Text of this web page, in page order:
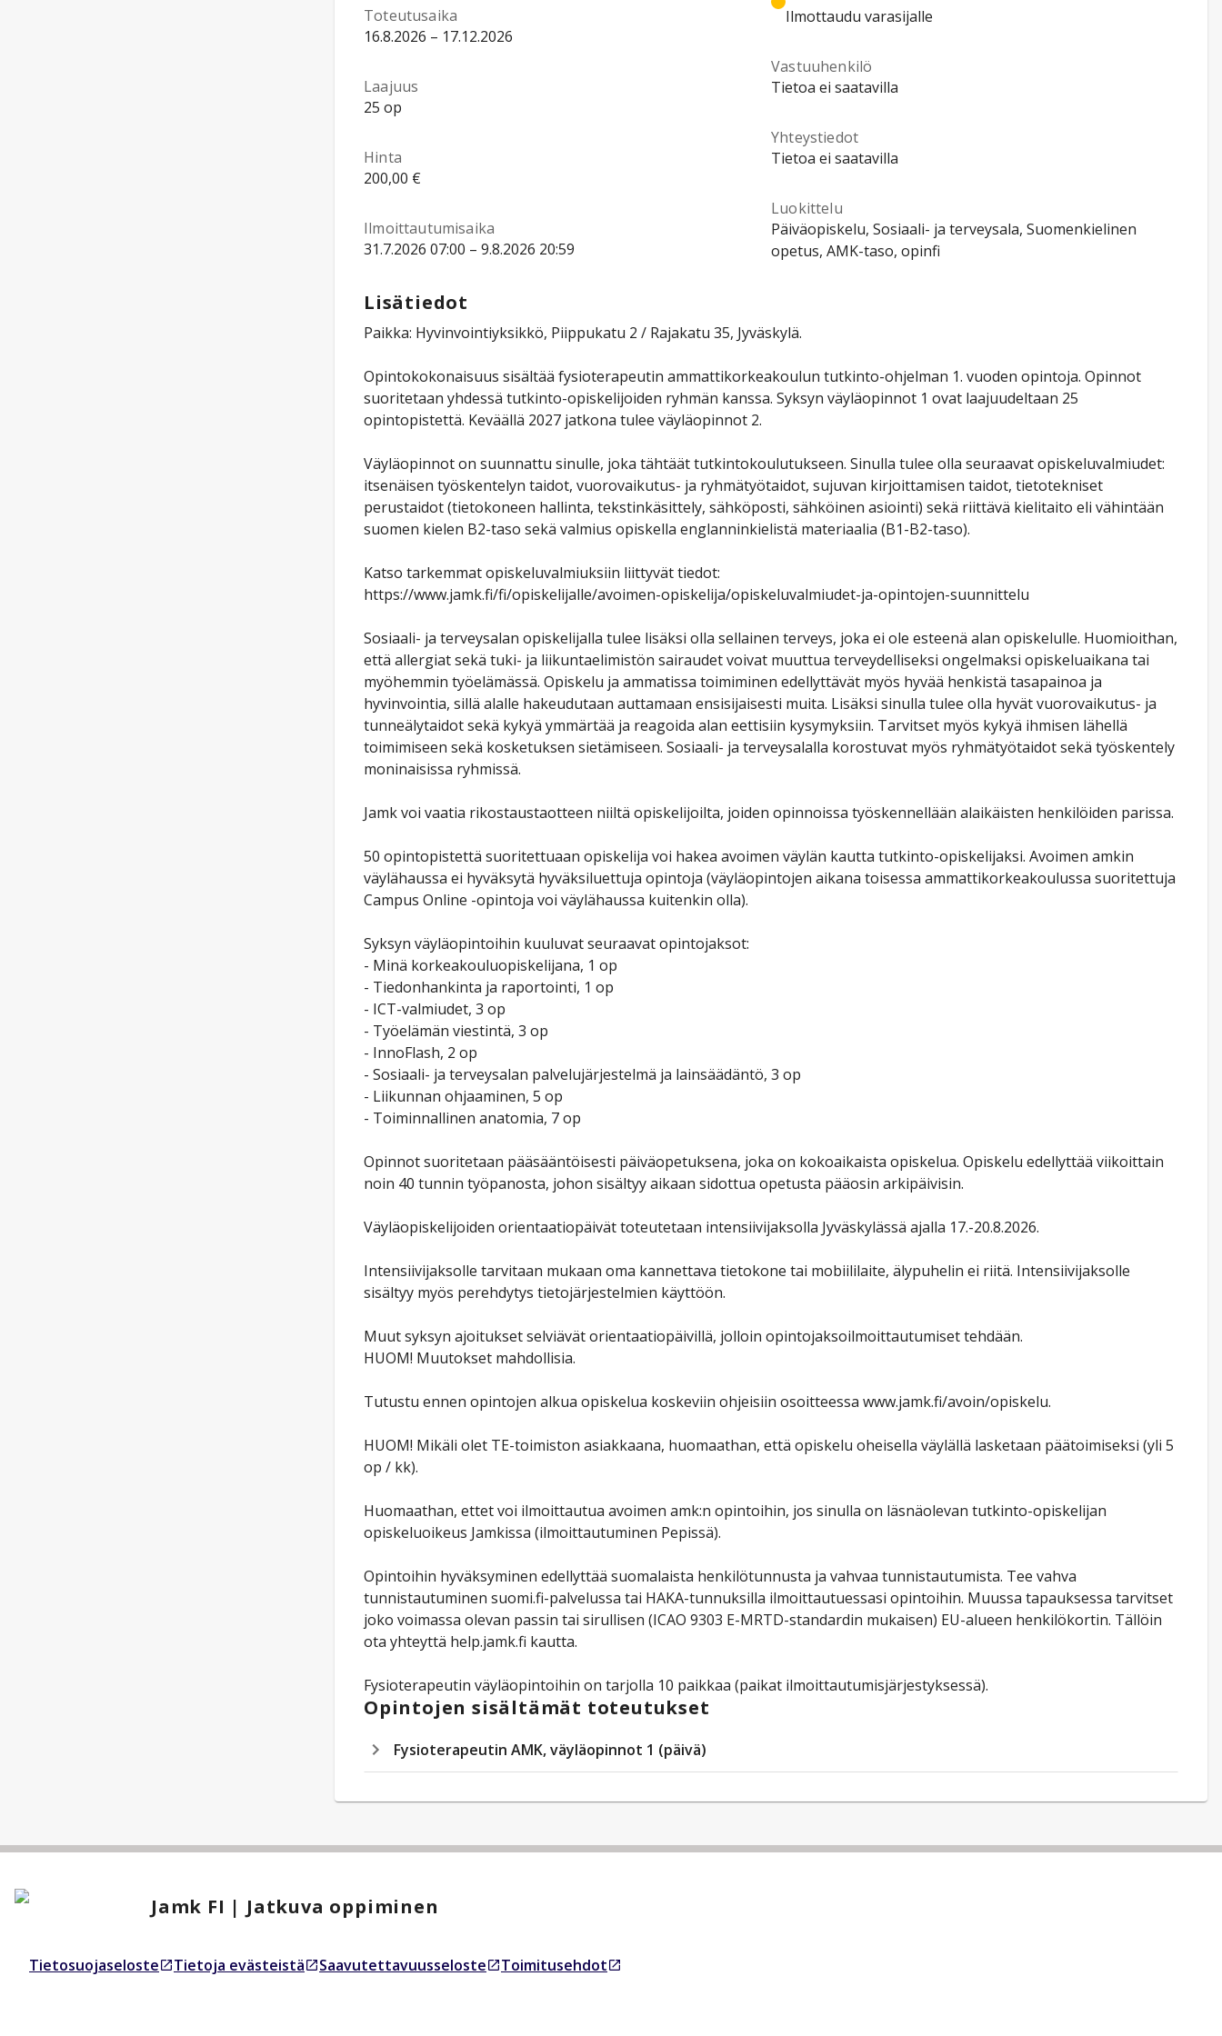
Toteutusaika
16.8.2026 – 17.12.2026
Laajuus
25 op
Hinta
200,00 €
Ilmoittautumisaika
31.7.2026 07:00 – 9.8.2026 20:59
Ilmottaudu varasijalle
Vastuuhenkilö
Tietoa ei saatavilla
Yhteystiedot
Tietoa ei saatavilla
Luokittelu
Päiväopiskelu, Sosiaali- ja terveysala, Suomenkielinen
opetus, AMK-taso, opinfi
Lisätiedot
Paikka: Hyvinvointiyksikkö, Piippukatu 2 / Rajakatu 35, Jyväskylä.
Opintokokonaisuus sisältää fysioterapeutin ammattikorkeakoulun tutkinto-ohjelman 1. vuoden opintoja. Opinnot
suoritetaan yhdessä tutkinto-opiskelijoiden ryhmän kanssa. Syksyn väyläopinnot 1 ovat laajuudeltaan 25
opintopistettä. Keväällä 2027 jatkona tulee väyläopinnot 2.
Väyläopinnot on suunnattu sinulle, joka tähtäät tutkintokoulutukseen. Sinulla tulee olla seuraavat opiskeluvalmiudet:
itsenäisen työskentelyn taidot, vuorovaikutus- ja ryhmätyötaidot, sujuvan kirjoittamisen taidot, tietotekniset
perustaidot (tietokoneen hallinta, tekstinkäsittely, sähköposti, sähköinen asiointi) sekä riittävä kielitaito eli vähintään
suomen kielen B2-taso sekä valmius opiskella englanninkielistä materiaalia (B1-B2-taso).
Katso tarkemmat opiskeluvalmiuksiin liittyvät tiedot:
https://www.jamk.fi/fi/opiskelijalle/avoimen-opiskelija/opiskeluvalmiudet-ja-opintojen-suunnittelu
Sosiaali- ja terveysalan opiskelijalla tulee lisäksi olla sellainen terveys, joka ei ole esteenä alan opiskelulle. Huomioithan,
että allergiat sekä tuki- ja liikuntaelimistön sairaudet voivat muuttua terveydelliseksi ongelmaksi opiskeluaikana tai
myöhemmin työelämässä. Opiskelu ja ammatissa toimiminen edellyttävät myös hyvää henkistä tasapainoa ja
hyvinvointia, sillä alalle hakeudutaan auttamaan ensisijaisesti muita. Lisäksi sinulla tulee olla hyvät vuorovaikutus- ja
tunneälytaidot sekä kykyä ymmärtää ja reagoida alan eettisiin kysymyksiin. Tarvitset myös kykyä ihmisen lähellä
toimimiseen sekä kosketuksen sietämiseen. Sosiaali- ja terveysalalla korostuvat myös ryhmätyötaidot sekä työskentely
moninaisissa ryhmissä.
Jamk voi vaatia rikostaustaotteen niiltä opiskelijoilta, joiden opinnoissa työskennellään alaikäisten henkilöiden parissa.
50 opintopistettä suoritettuaan opiskelija voi hakea avoimen väylän kautta tutkinto-opiskelijaksi. Avoimen amkin
väylähaussa ei hyväksytä hyväksiluettuja opintoja (väyläopintojen aikana toisessa ammattikorkeakoulussa suoritettuja
Campus Online -opintoja voi väylähaussa kuitenkin olla).
Syksyn väyläopintoihin kuuluvat seuraavat opintojaksot:
- Minä korkeakouluopiskelijana, 1 op
- Tiedonhankinta ja raportointi, 1 op
- ICT-valmiudet, 3 op
- Työelämän viestintä, 3 op
- InnoFlash, 2 op
- Sosiaali- ja terveysalan palvelujärjestelmä ja lainsäädäntö, 3 op
- Liikunnan ohjaaminen, 5 op
- Toiminnallinen anatomia, 7 op
Opinnot suoritetaan pääsääntöisesti päiväopetuksena, joka on kokoaikaista opiskelua. Opiskelu edellyttää viikoittain
noin 40 tunnin työpanosta, johon sisältyy aikaan sidottua opetusta pääosin arkipäivisin.
Väyläopiskelijoiden orientaatiopäivät toteutetaan intensiivijaksolla Jyväskylässä ajalla 17.-20.8.2026.
Intensiivijaksolle tarvitaan mukaan oma kannettava tietokone tai mobiililaite, älypuhelin ei riitä. Intensiivijaksolle
sisältyy myös perehdytys tietojärjestelmien käyttöön.
Muut syksyn ajoitukset selviävät orientaatiopäivillä, jolloin opintojaksoilmoittautumiset tehdään.
HUOM! Muutokset mahdollisia.
Tutustu ennen opintojen alkua opiskelua koskeviin ohjeisiin osoitteessa www.jamk.fi/avoin/opiskelu.
HUOM! Mikäli olet TE-toimiston asiakkaana, huomaathan, että opiskelu oheisella väylällä lasketaan päätoimiseksi (yli 5
op / kk).
Huomaathan, ettet voi ilmoittautua avoimen amk:n opintoihin, jos sinulla on läsnäolevan tutkinto-opiskelijan
opiskeluoikeus Jamkissa (ilmoittautuminen Pepissä).
Opintoihin hyväksyminen edellyttää suomalaista henkilötunnusta ja vahvaa tunnistautumista. Tee vahva
tunnistautuminen suomi.fi-palvelussa tai HAKA-tunnuksilla ilmoittautuessasi opintoihin. Muussa tapauksessa tarvitset
joko voimassa olevan passin tai sirullisen (ICAO 9303 E-MRTD-standardin mukaisen) EU-alueen henkilökortin. Tällöin
ota yhteyttä help.jamk.fi kautta.
Fysioterapeutin väyläopintoihin on tarjolla 10 paikkaa (paikat ilmoittautumisjärjestyksessä).
Opintojen sisältämät toteutukset
Fysioterapeutin AMK, väyläopinnot 1 (päivä)
Jamk FI | Jatkuva oppiminen
Tietosuojaseloste
Avautuu uudessa välilehdessä
Tietoja evästeistä
Avautuu uudessa välilehdessäSaavutettavuusseloste
Avautuu uudessa välilehdessäToimitusehdot
Avautuu uudessa välilehdessä